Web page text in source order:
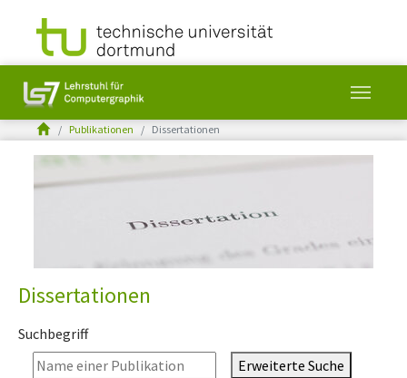
You are here:Publikationen Dissertationen
Dissertationen
Suchbegriff
Erweiterte Suche